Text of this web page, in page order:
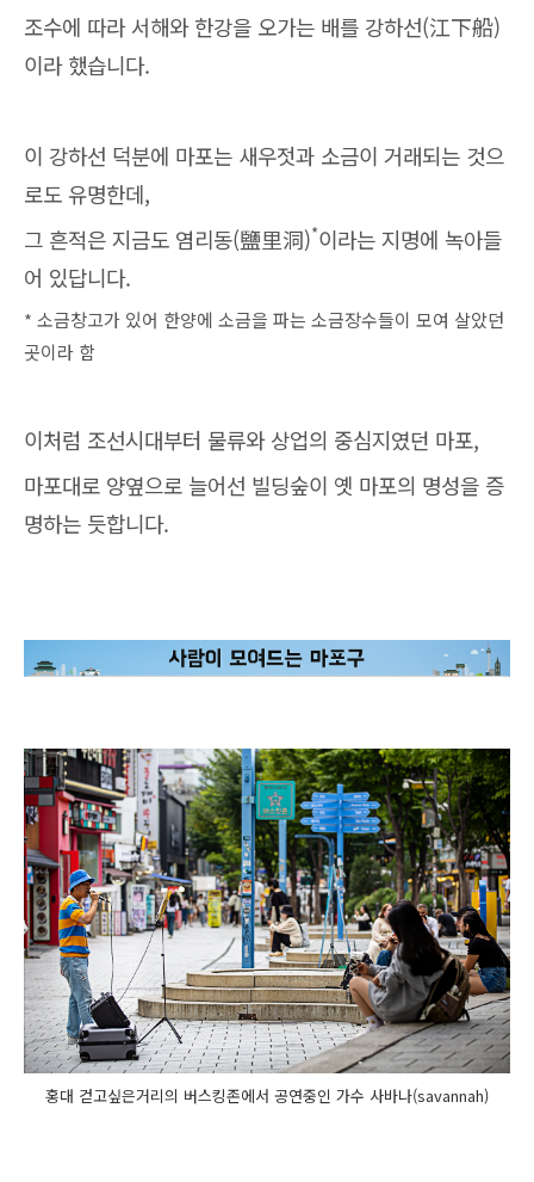
조수에 따라 서해와 한강을 오가는 배를 강하선(江下船)
이라 했습니다.
이 강하선 덕분에 마포는 새우젓과 소금이 거래되는 것으
로도 유명한데,
그 흔적은 지금도 염리동(鹽里洞)*이라는 지명에 녹아들
어 있답니다.
* 소금창고가 있어 한양에 소금을 파는 소금장수들이 모여 살았던
곳이라 함
이처럼 조선시대부터 물류와 상업의 중심지였던 마포,
마포대로 양옆으로 늘어선 빌딩숲이 옛 마포의 명성을 증
명하는 듯합니다.
홍대 걷고싶은거리의 버스킹존에서 공연중인 가수 사바나(savannah)